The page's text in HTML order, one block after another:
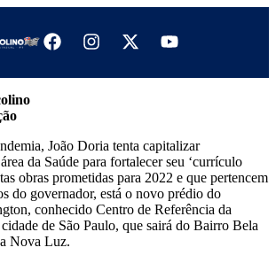
João Doria tenta capitalizar
da Saúde para fortalecer seu ‘currículo
obras prometidas para 2022 e que pertencem
do governador, está o novo prédio do
conhecido Centro de Referência da
de São Paulo, que sairá do Bairro Bela
Nova Luz.